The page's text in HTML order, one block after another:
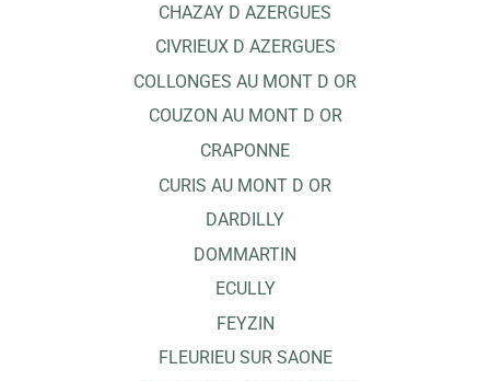
CHAZAY D AZERGUES
CIVRIEUX D AZERGUES
COLLONGES AU MONT D OR
COUZON AU MONT D OR
CRAPONNE
CURIS AU MONT D OR
DARDILLY
DOMMARTIN
ECULLY
FEYZIN
FLEURIEU SUR SAONE